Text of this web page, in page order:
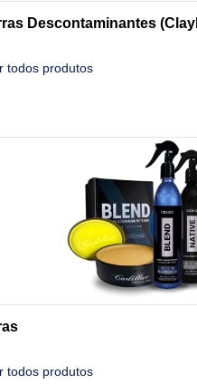
Descontaminantes
todos produtos
todos produtos